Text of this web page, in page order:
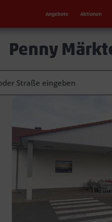
Angebote Aktionen
Penny